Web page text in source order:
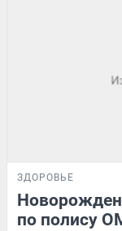
ЗДОРОВЬЕ
по полису